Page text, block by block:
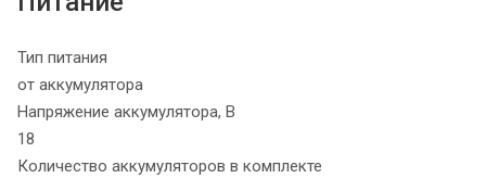
Тип питания
от аккумулятора
Напряжение аккумулятора, В
18
Количество аккумуляторов в комплекте